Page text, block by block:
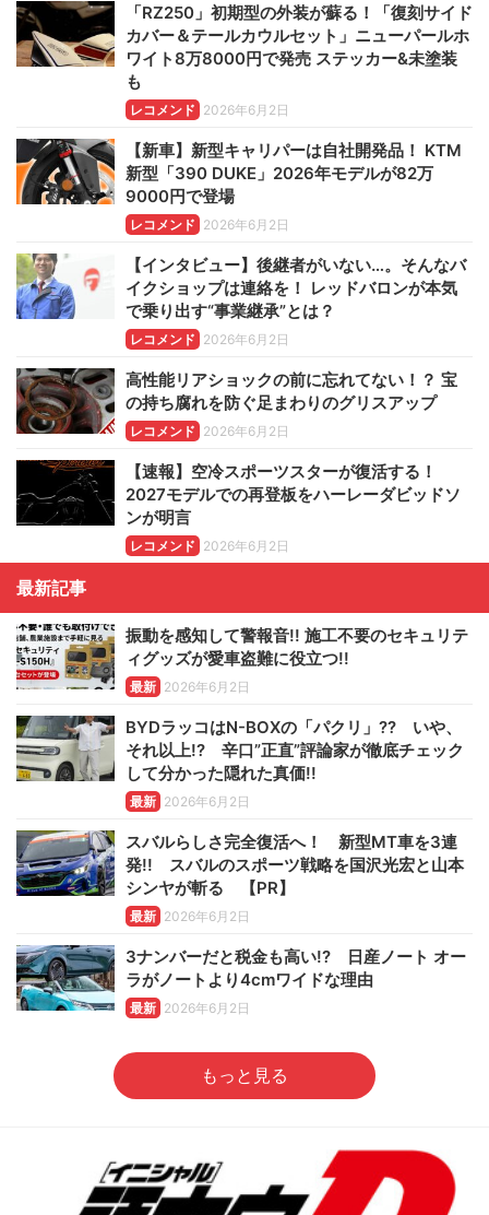
「RZ250」初期型の外装が蘇る！「復刻サイド
カバー＆テールカウルセット」ニューパールホ
ワイト8万8000円で発売 ステッカー&未塗装
も
レコメンド 2026年6月2日
【新車】新型キャリパーは自社開発品！ KTM
新型「390 DUKE」2026年モデルが82万
9000円で登場
レコメンド 2026年6月2日
【インタビュー】後継者がいない…。そんなバ
イクショップは連絡を！ レッドバロンが本気
で乗り出す“事業継承”とは？
レコメンド 2026年6月2日
高性能リアショックの前に忘れてない！？ 宝
の持ち腐れを防ぐ足まわりのグリスアップ
レコメンド 2026年6月2日
【速報】空冷スポーツスターが復活する！
2027モデルでの再登板をハーレーダビッドソ
ンが明言
レコメンド 2026年6月2日
最新記事
振動を感知して警報音!! 施工不要のセキュリテ
ィグッズが愛車盗難に役立つ!!
最新 2026年6月2日
BYDラッコはN-BOXの「パクリ」?? いや、
それ以上!? 辛口”正直”評論家が徹底チェック
して分かった隠れた真価!!
最新 2026年6月2日
スバルらしさ完全復活へ！ 新型MT車を3連
発!! スバルのスポーツ戦略を国沢光宏と山本
シンヤが斬る 【PR】
最新 2026年6月2日
3ナンバーだと税金も高い!? 日産ノート オー
ラがノートより4cmワイドな理由
最新 2026年6月2日
もっと見る